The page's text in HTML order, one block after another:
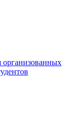
организованных